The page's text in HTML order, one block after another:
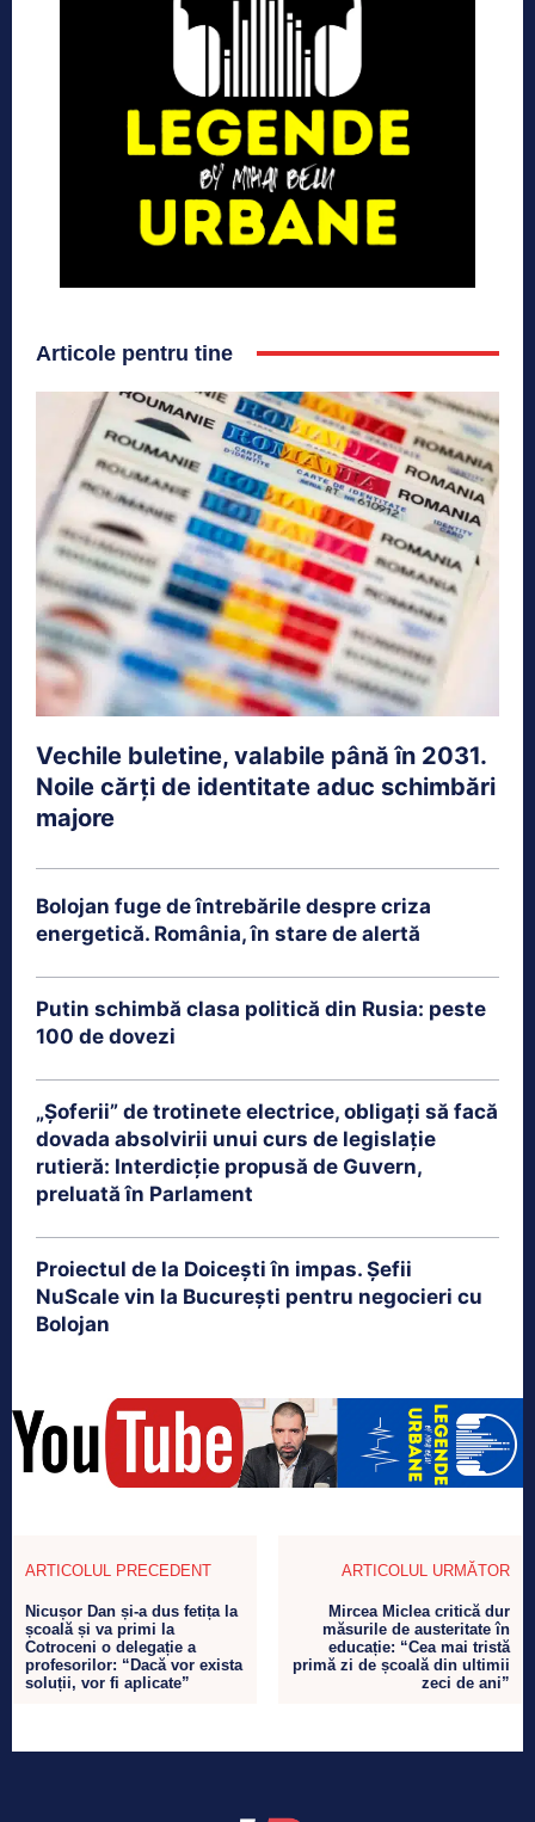
Articole pentru tine
Vechile buletine, valabile până în 2031.
Noile cărți de identitate aduc schimbări
majore
Bolojan fuge de întrebările despre criza
energetică. România, în stare de alertă
Putin schimbă clasa politică din Rusia: peste
100 de dovezi
„Șoferii” de trotinete electrice, obligați să facă
dovada absolvirii unui curs de legislație
rutieră: Interdicție propusă de Guvern,
preluată în Parlament
Proiectul de la Doicești în impas. Șefii
NuScale vin la București pentru negocieri cu
Bolojan
ARTICOLUL PRECEDENT
Nicușor Dan și-a dus fetița la
școală și va primi la
Cotroceni o delegație a
profesorilor: “Dacă vor exista
soluții, vor fi aplicate”
ARTICOLUL URMĂTOR
Mircea Miclea critică dur
măsurile de austeritate în
educație: “Cea mai tristă
primă zi de școală din ultimii
zeci de ani”